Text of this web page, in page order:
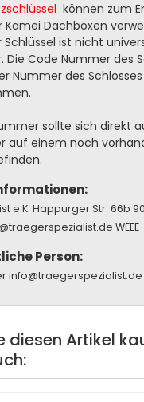
können zum
Dachboxen
Schlüssel ist nicht
Die Code Nummer des
Nummer des Schlosses
sollte sich direkt
auf einem noch
e.K. Happurger Str. 66b
Person:
info@traegerspezialist.de
diesen Artikel